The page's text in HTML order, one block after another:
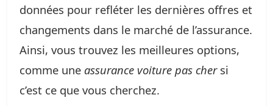
données pour refléter les dernières offres et
changements dans le marché de l’assurance.
Ainsi, vous trouvez les meilleures options,
comme une assurance voiture pas chersi
c’est ce que vous cherchez.